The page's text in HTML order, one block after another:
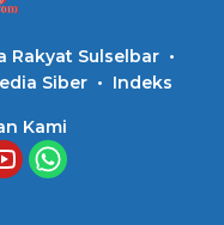
Rakyat Sulselbar
Siber Indeks
Kami